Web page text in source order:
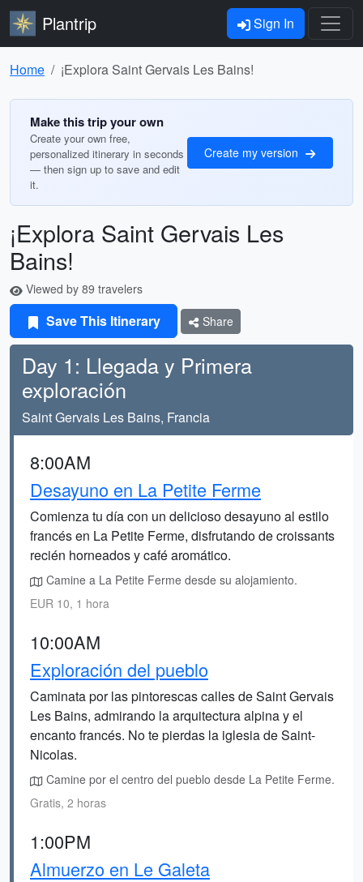
Plantrip Sign In
Home ¡Explora Saint Gervais Les Bains!
Make this trip your own
Create your own free,
personalized itinerary in seconds
— then sign up to save and edit
it.
Create my version
¡Explora Saint Gervais Les
Bains!
Viewed by 89 travelers
Save This Itinerary Share
Day 1: Llegada y Primera
exploración
Saint Gervais Les Bains, Francia
8:00AM
Desayuno en La Petite Ferme
Comienza tu día con un delicioso desayuno al estilo
francés en La Petite Ferme, disfrutando de croissants
recién horneados y café aromático.
Camine a La Petite Ferme desde su alojamiento.
EUR 10, 1 hora
10:00AM
Exploración del pueblo
Caminata por las pintorescas calles de Saint Gervais
Les Bains, admirando la arquitectura alpina y el
encanto francés. No te pierdas la iglesia de Saint-
Nicolas.
Camine por el centro del pueblo desde La Petite Ferme.
Gratis, 2 horas
1:00PM
Almuerzo en Le Galeta